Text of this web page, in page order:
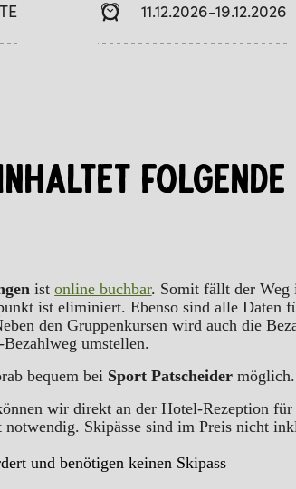
11.12.2026-19.12.2026
FOLGENDE
ist online buchbar. Somit fällt der Weg
ist eliminiert. Ebenso sind alle Daten
den Gruppenkursen wird auch die
umstellen.
bequem bei Sport Patscheidermöglich.
wir direkt an der Hotel-Rezeption für
Skipässe sind im Preis nicht
und benötigen keinen Skipass